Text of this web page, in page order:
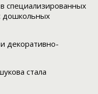
специализированных
дошкольных
декоративно-
стала